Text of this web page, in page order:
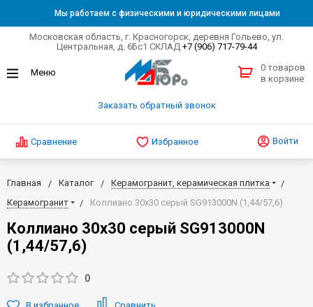
Мы работаем с физическими и юридическими лицами
Московская область, г. Красногорск, деревня Гольево, ул.
Центральная, д. 6Бс1 СКЛАД +7 (906) 717-79-44
Заказать обратный звонок
0 товаров
в корзине
Сравнение Избранное Войти
Главная Каталог
Керамогранит, керамическая плитка
Керамогранит
Коллиано 30х30 серый SG913000N (1,44/57,6)
Коллиано 30х30 серый SG913000N
(1,44/57,6)
0